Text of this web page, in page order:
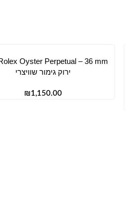
הוספה לסל
ירוק גימור שוויצרי
₪